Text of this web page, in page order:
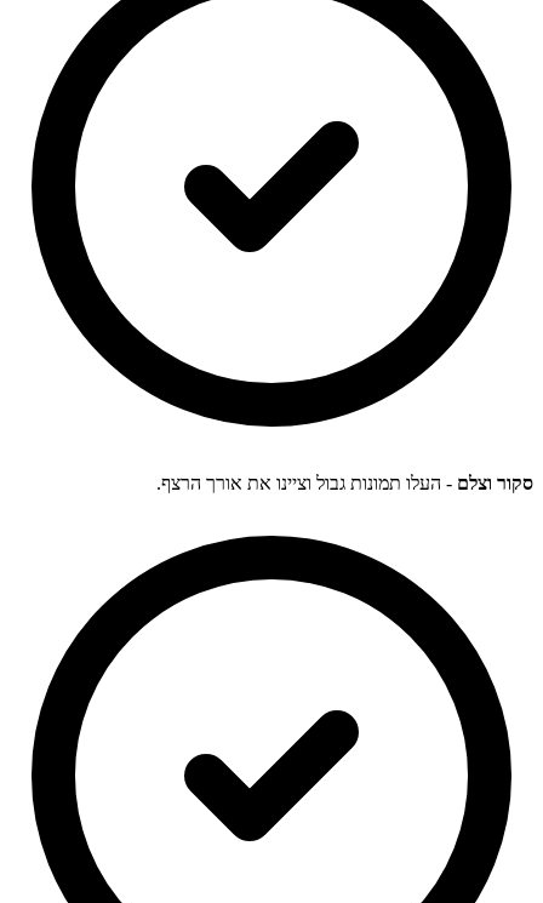
סקור וצלם - העלו תמונות גבול וציינו את אורך הרצף.